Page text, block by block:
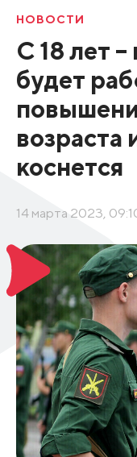
НОВОСТИ
С 18 лет
будет
возраста
коснется
14 марта 2023,